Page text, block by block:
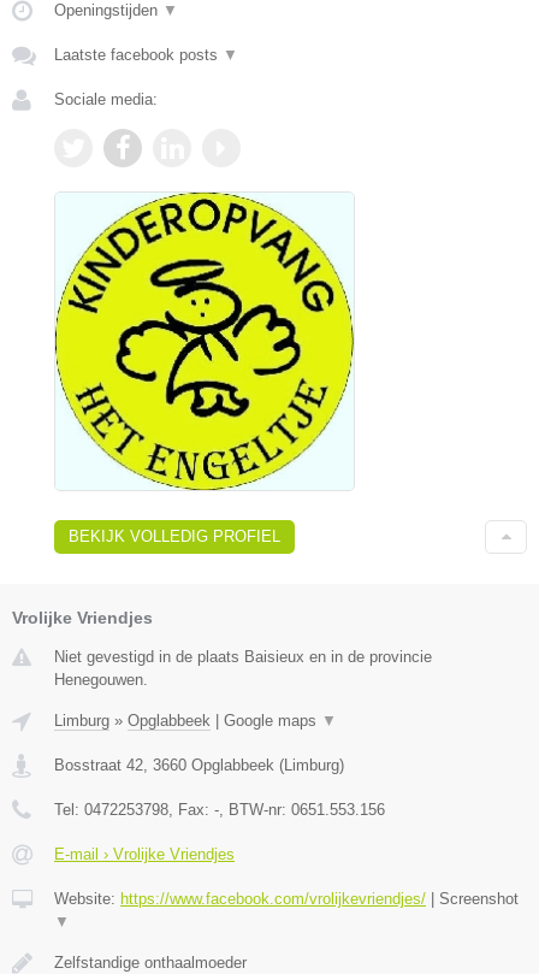
Openingstijden ▼
Laatste facebook posts ▼
Sociale media:
BEKIJK VOLLEDIG PROFIEL
Vrolijke Vriendjes
Niet gevestigd in de plaats Baisieux en in de provincie
Henegouwen.
Limburg » Opglabbeek Google maps ▼
Bosstraat 42, 3660 Opglabbeek (Limburg)
Tel: 0472253798, Fax: -, BTW-nr: 0651.553.156
E-mail › Vrolijke Vriendjes
Website: https://www.facebook.com/vrolijkevriendjes/
Screenshot
▼
Zelfstandige onthaalmoeder